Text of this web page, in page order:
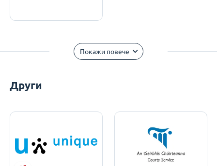
Покажи повече
Други